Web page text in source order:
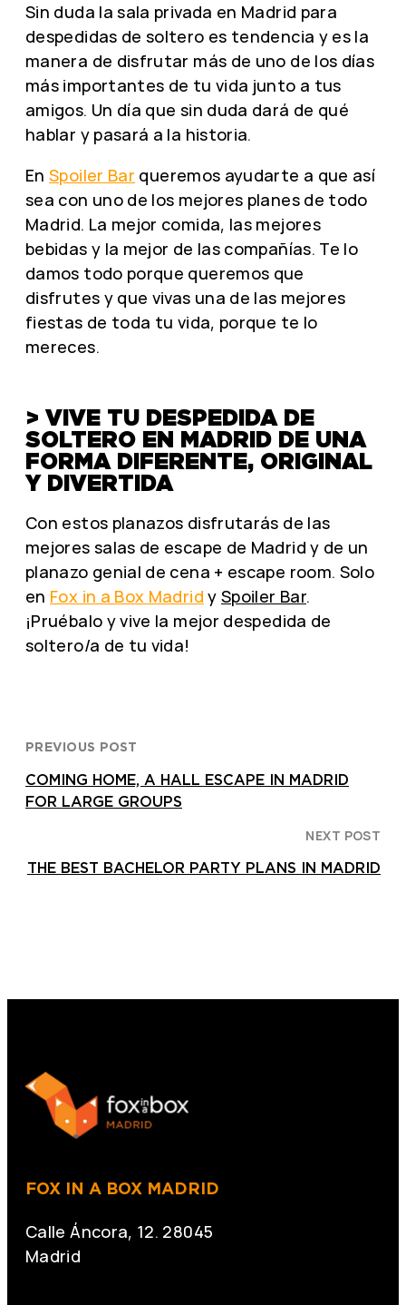
Sin duda la sala privada en Madrid para
despedidas de soltero es tendencia y es la
manera de disfrutar más de uno de los días
más importantes de tu vida junto a tus
amigos. Un día que sin duda dará de qué
hablar y pasará a la historia.
EnSpoiler Bar queremos ayudarte a que así
sea con uno de los mejores planes de todo
Madrid. La mejor comida, las mejores
bebidas y la mejor de las compañías. Te lo
damos todo porque queremos que
disfrutes y que vivas una de las mejores
fiestas de toda tu vida, porque te lo
mereces.
> VIVE TU DESPEDIDA DE
SOLTERO EN MADRID DE UNA
FORMA DIFERENTE, ORIGINAL
Y DIVERTIDA
Con estos planazos disfrutarás de las
mejores salas de escape de Madrid y de un
planazo genial de cena + escape room. Solo
en Fox in a Box Madrid ySpoiler Bar.
¡Pruébalo y vive la mejor despedida de
soltero/a de tu vida!
PREVIOUS POST
COMING HOME, A HALL ESCAPE IN MADRID
FOR LARGE GROUPS
NEXT POST
THE BEST BACHELOR PARTY PLANS IN MADRID
FOX IN A BOX MADRID
Calle Áncora, 12. 28045
Madrid